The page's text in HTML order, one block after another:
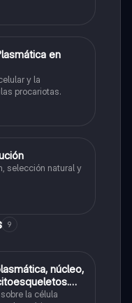
en
y la
procariotas.
selección natural y
9
núcleo,
eucariota
la célula